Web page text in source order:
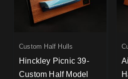
Custom Half Hulls
Hinckley Picnic 39-
Custom Half Model